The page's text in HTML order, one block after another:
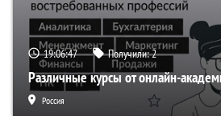
19:06:46 Получили:2
Различные курсы от онлайн-
Россия